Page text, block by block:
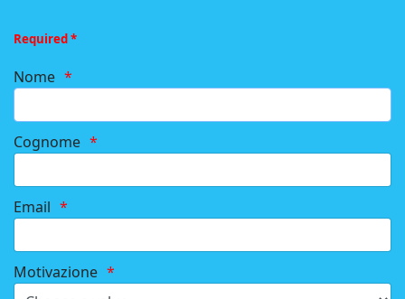
Required *
Nome
Cognome
Email
Motivazione